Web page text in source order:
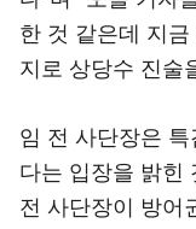
한 것 같은데 지
지로 상당수 진술
임 전 사단장은
다는 입장을 밝힌
전 사단장이 방어